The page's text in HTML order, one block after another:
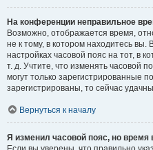
На конференции неправильное
Возможно, отображается время,
не к тому, в котором находитесь
настройках часовой пояс на тот, в
т. д. Учтите, что изменять часовой
могут только зарегистрированные
зарегистрированы, то сейчас
Вернуться к началу
Я изменил часовой пояс, но время